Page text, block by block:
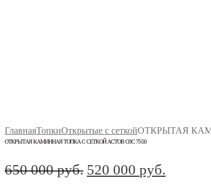
ГлавнаяТопкиОткрытые с сеткойОТКРЫТАЯ
ОТКРЫТАЯ КАМИННАЯ ТОПКА С СЕТКОЙ АСТОВ О3С 75\50
650 000руб. Первоначальная
520 000 руб.